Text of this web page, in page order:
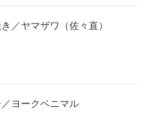
／ヤマザワ（佐々直）
ヨークベニマル